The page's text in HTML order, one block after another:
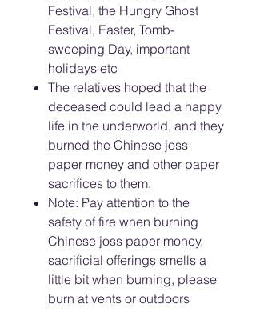
Festival, the Hungry Ghost
Festival, Easter, Tomb-
sweeping Day, important
holidays etc
The relatives hoped that the
deceased could lead a happy
life in the underworld, and they
burned the Chinese joss
paper money and other paper
sacrifices to them.
Note: Pay attention to the
safety of fire when burning
Chinese joss paper money,
sacrificial offerings smells a
little bit when burning, please
burn at vents or outdoors